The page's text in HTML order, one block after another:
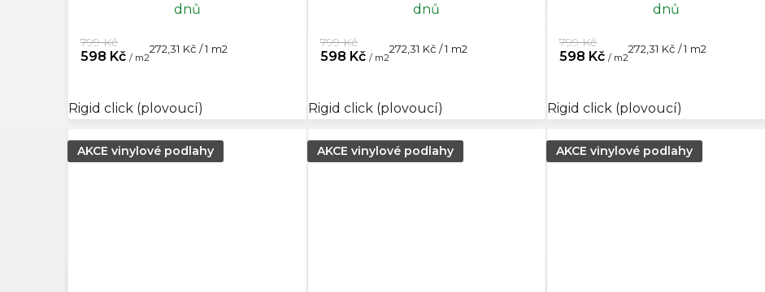
dnů
598 Kč / m2
799 Kč
Měrná
cena:
272,31 Kč / 1 m2
Rigid click (plovoucí)
dnů
598 Kč / m2
799 Kč
Měrná
cena:
272,31 Kč / 1 m2
Rigid click (plovoucí)
dnů
598 Kč / m2
799 Kč
Měrná
cena:
272,31 Kč / 1 m2
Rigid click (plovoucí)
AKCE vinylové podlahy AKCE vinylové podlahy AKCE vinylové podlahy